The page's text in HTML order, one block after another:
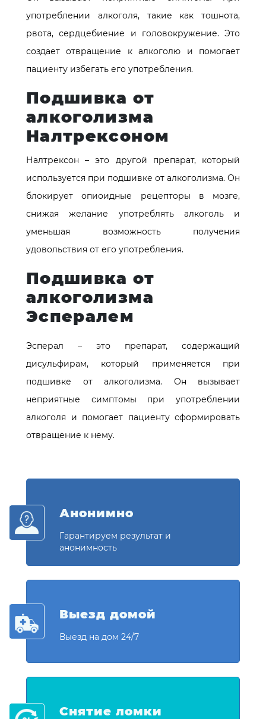
употреблении алкоголя, такие как тошнота,
рвота, сердцебиение и головокружение. Это
создает отвращение к алкоголю и помогает
пациенту избегать его употребления.
Подшивка от
алкоголизма
Налтрексоном
Налтрексон – это другой препарат, который
используется при подшивке от алкоголизма. Он
блокирует опиоидные рецепторы в мозге,
снижая желание употреблять алкоголь и
уменьшая возможность получения
удовольствия от его употребления.
Подшивка от
алкоголизма
Эспералем
Эсперал – это препарат, содержащий
дисульфирам, который применяется при
подшивке от алкоголизма. Он вызывает
неприятные симптомы при употреблении
алкоголя и помогает пациенту сформировать
отвращение к нему.
Анонимно
Гарантируем результат и
анонимность
Выезд домой
Выезд на дом 24/7
Снятие ломки